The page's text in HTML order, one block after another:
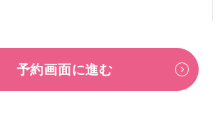
予約画面に進む